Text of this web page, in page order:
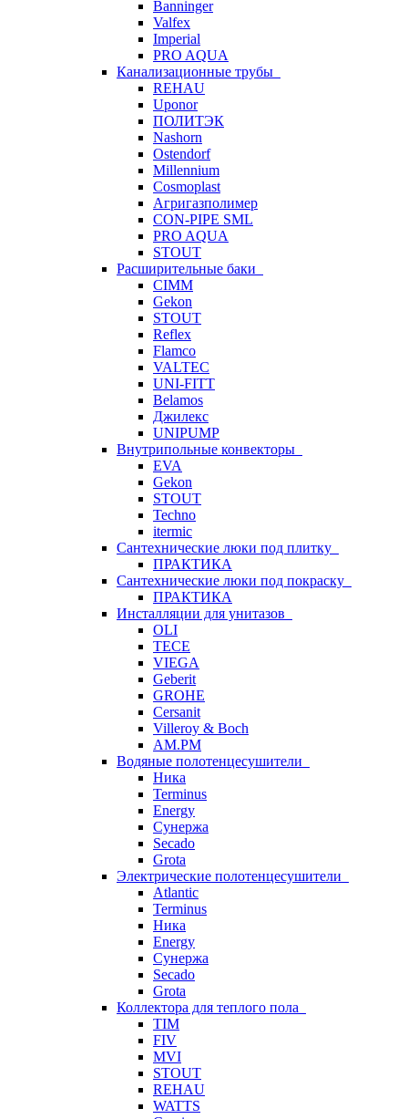
Banninger
Valfex
Imperial
PRO AQUA
Канализационные трубы
REHAU
Uponor
ПОЛИТЭК
Nashorn
Ostendorf
Millennium
Cosmoplast
Агригазполимер
CON-PIPE SML
PRO AQUA
STOUT
Расширительные баки
CIMM
Gekon
STOUT
Reflex
Flamco
VALTEC
UNI-FITT
Belamos
Джилекс
UNIPUMP
Внутрипольные конвекторы
EVA
Gekon
STOUT
Techno
itermic
Сантехнические люки под плитку
ПРАКТИКА
Сантехнические люки под покраску
ПРАКТИКА
Инсталляции для унитазов
OLI
TECE
VIEGA
Geberit
GROHE
Cersanit
Villeroy & Boch
AM.PM
Водяные полотенцесушители
Ника
Terminus
Energy
Сунержа
Secado
Grota
Электрические полотенцесушители
Atlantic
Terminus
Ника
Energy
Сунержа
Secado
Grota
Коллектора для теплого пола
TIM
FIV
MVI
STOUT
REHAU
WATTS